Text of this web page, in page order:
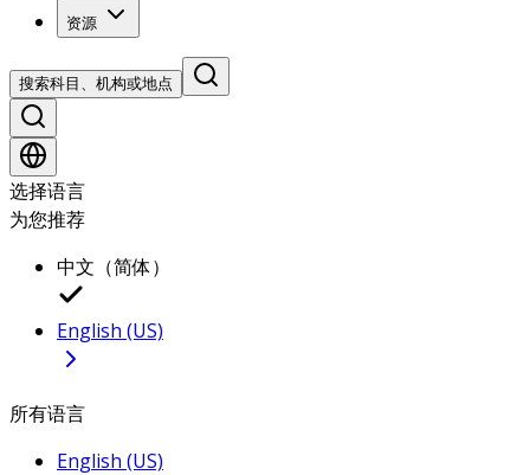
资源
搜索科目、机构或地点
选择语言
为您推荐
中文（简体）
English (US)
所有语言
English (US)